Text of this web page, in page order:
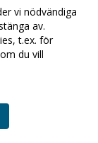
2018-12-26 10:46
2018-12-19 10:18
2018-12-13 18:29
vi nödvändiga
av.
t.ex. för
du vill